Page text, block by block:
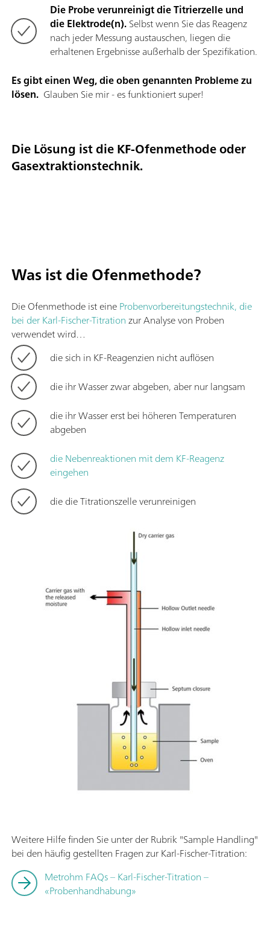
Die Probe verunreinigt die Titrierzelle und
die Elektrode(n).Selbst wenn Sie das Reagenz
nach jeder Messung austauschen, liegen die
erhaltenen Ergebnisse außerhalb der Spezifikation.
Es gibt einen Weg, die oben genannten Probleme zu
lösen. Glauben Sie mir - es funktioniert super!
Die Lösung ist die KF-Ofenmethode oder
Gasextraktionstechnik.
Was ist die Ofenmethode?
Die Ofenmethode ist eineProbenvorbereitungstechnik, die
bei der Karl-Fischer-Titrationzur Analyse von Proben
verwendet wird…
die sich in KF-Reagenzien nicht auflösen
die ihr Wasser zwar abgeben, aber nur langsam
die ihr Wasser erst bei höheren Temperaturen
abgeben
die Nebenreaktionen mit dem KF-Reagenz
eingehen
die die Titrationszelle verunreinigen
Weitere Hilfe finden Sie unter der Rubrik "Sample Handling"
bei den häufig gestellten Fragen zur Karl-Fischer-Titration:
Metrohm FAQs – Karl-Fischer-Titration –
«Probenhandhabung»